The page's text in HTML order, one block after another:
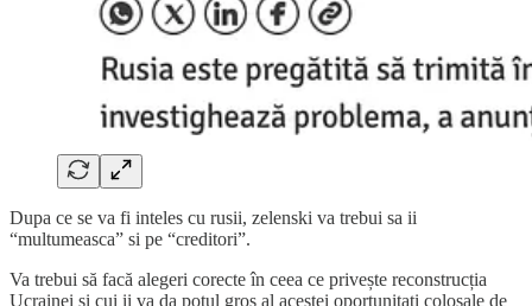
Dupa ce se va fi inteles cu rusii, zelenski va trebui sa ii
“multumeasca” si pe “creditori”.
Va trebui să facă alegeri corecte în ceea ce privește reconstrucția
Ucrainei și cui ii va da potul gros al acestei oportunitati colosale de